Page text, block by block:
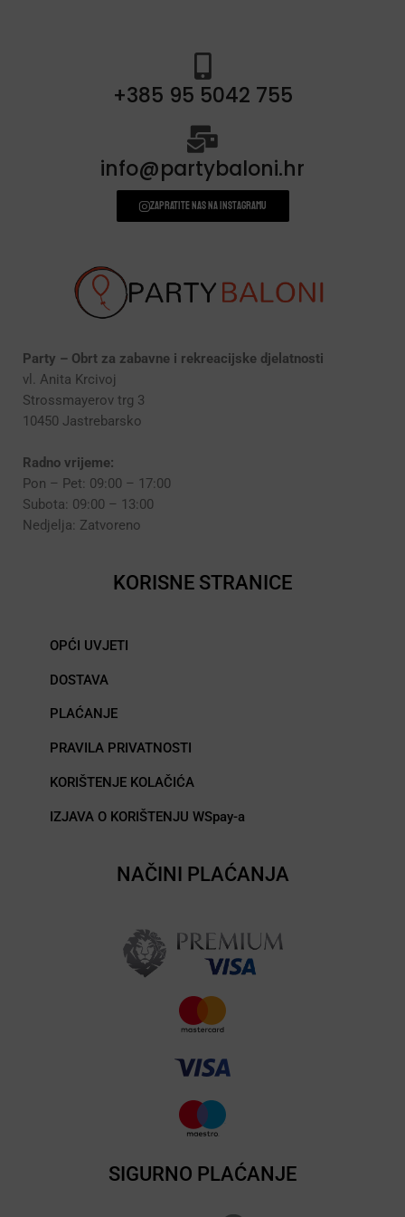
+385 95 5042 755
info@partybaloni.hr
Zapratite nas na instagramu
Party – Obrt za zabavne i rekreacijske djelatnosti
vl. Anita Krcivoj
Strossmayerov trg 3
10450 Jastrebarsko
Radno vrijeme:
Pon – Pet: 09:00 – 17:00
Subota: 09:00 – 13:00
Nedjelja: Zatvoreno
KORISNE STRANICE
OPĆI UVJETI
DOSTAVA
PLAĆANJE
PRAVILA PRIVATNOSTI
KORIŠTENJE KOLAČIĆA
IZJAVA O KORIŠTENJU WSpay-a
NAČINI PLAĆANJA
SIGURNO PLAĆANJE